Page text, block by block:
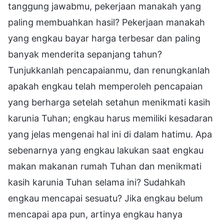
tanggung jawabmu, pekerjaan manakah yang
paling membuahkan hasil? Pekerjaan manakah
yang engkau bayar harga terbesar dan paling
banyak menderita sepanjang tahun?
Tunjukkanlah pencapaianmu, dan renungkanlah
apakah engkau telah memperoleh pencapaian
yang berharga setelah setahun menikmati kasih
karunia Tuhan; engkau harus memiliki kesadaran
yang jelas mengenai hal ini di dalam hatimu. Apa
sebenarnya yang engkau lakukan saat engkau
makan makanan rumah Tuhan dan menikmati
kasih karunia Tuhan selama ini? Sudahkah
engkau mencapai sesuatu? Jika engkau belum
mencapai apa pun, artinya engkau hanya